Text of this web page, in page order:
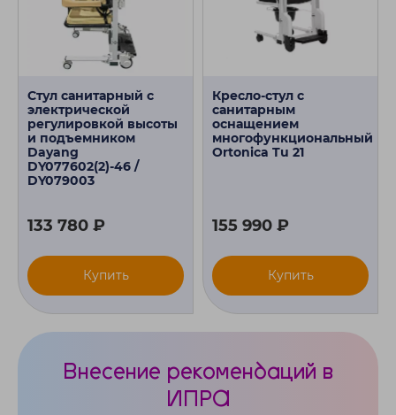
Стул санитарный с
электрической
регулировкой высоты
и подъемником
Dayang
DY077602(2)-46 /
DY079003
133 780 ₽
Купить
Кресло-стул с
санитарным
оснащением
многофункциональный
Ortonica Tu 21
155 990 ₽
Купить
Внесение рекомендаций в
ИПРА